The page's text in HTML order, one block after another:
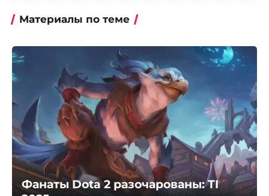
Материалы по теме
Фанаты Dota 2 разочарованы: TI